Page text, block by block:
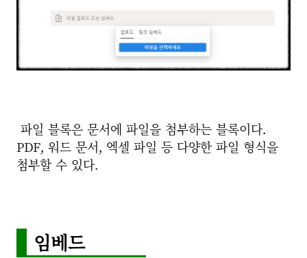
파일 블록은 문서에 파일을 첨부하는 블록이다.
PDF, 워드 문서, 엑셀 파일 등 다양한 파일 형식을
첨부할 수 있다.
임베드